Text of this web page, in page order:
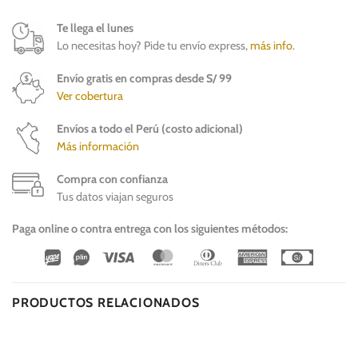
Te llega el lunes
Lo necesitas hoy? Pide tu envío express,más info.
Envío gratis en compras desde S/ 99
Ver cobertura
Envíos a todo el Perú (costo adicional)
Más información
Compra con confianza
Tus datos viajan seguros
Paga online o contra entrega con los siguientes métodos:
Wirecard
Vipps Visa MasterCardDinners
American
PRODUCTOS RELACIONADOS